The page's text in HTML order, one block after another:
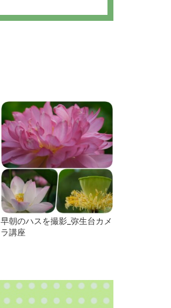
早朝のハスを撮影_弥生台カメ
ラ講座